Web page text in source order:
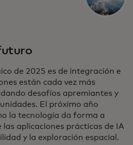
de 2025 es de integración e
están cada vez más
desafíos apremiantes y
El próximo año
la tecnología da forma a
aplicaciones prácticas de IA
y la exploración espacial.